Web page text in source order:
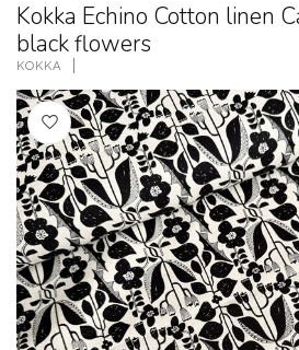
Kokka Echino Cotton linen
black flowers
KOKKA